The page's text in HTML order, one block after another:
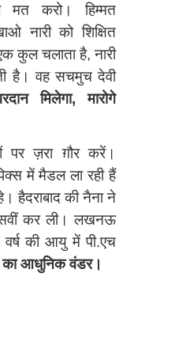
मत करो। हिम्मत
नारी को शिक्षित
कुल चलाता है, नारी
है। वह सचमुच देवी
मिलेगा, मारोगे
पर ज़रा ग़ौर करें।
में मैडल ला रही हैं
हैदराबाद की नैना ने
कर ली। लखनऊ
वर्ष की आयु में पी.एच
का आधुनिक वंडर।